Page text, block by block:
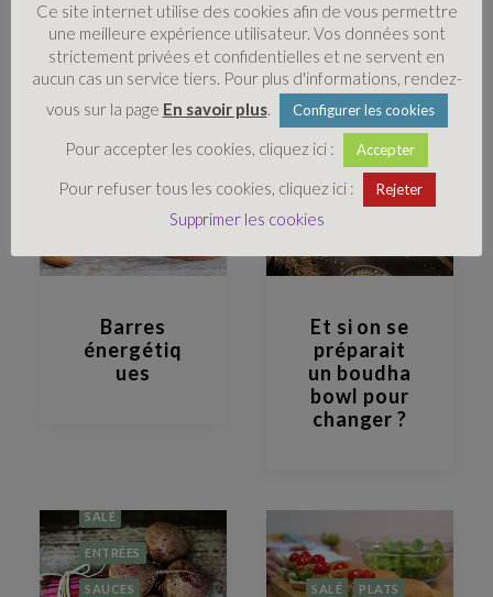
pignons de
pin
Barres
énergétiq
ues
SALÉ
Et si on se
préparait
un boudha
bowl pour
changer ?
SALÉ
ENTRÉES
SAUCES SALÉ PLATS
Ce site internet utilise des cookies afin de vous permettre
une meilleure expérience utilisateur. Vos données sont
strictement privées et confidentielles et ne servent en
aucun cas un service tiers. Pour plus d'informations, rendez-
vous sur la page En savoir plus. Configurer les cookies
Pour accepter les cookies, cliquez ici : Accepter
Pour refuser tous les cookies, cliquez ici : Rejeter
Supprimer les cookies